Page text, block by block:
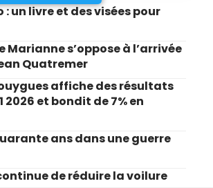
: un livre et des visées pour
Marianne s’oppose à l’arrivée
Quatremer
affiche des résultats
2026 et bondit de 7% en
ans dans une guerre
de réduire la voilure